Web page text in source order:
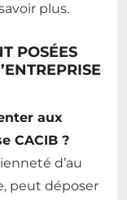
plus.
POSÉES
aux
CACIB ?
d’au
peut déposer